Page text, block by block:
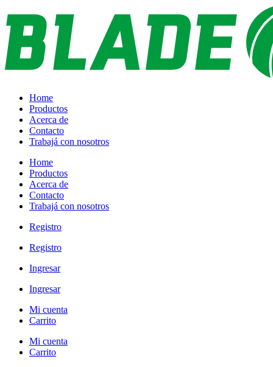
al
contenido
Home
Productos
Acerca de
Contacto
Trabajá con nosotros
Home
Productos
Acerca de
Contacto
Trabajá con nosotros
Registro
Registro
Ingresar
Ingresar
Mi cuenta
Carrito
Mi cuenta
Carrito